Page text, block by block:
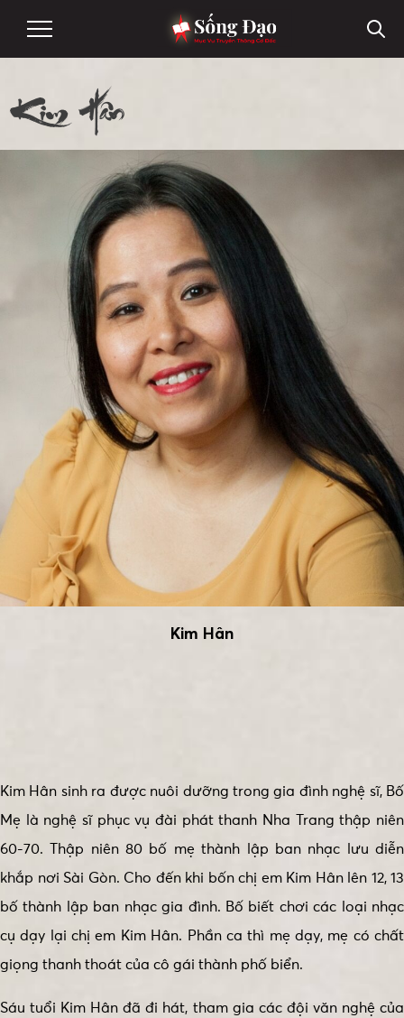
Kim Hân
Kim Hân
Kim Hân sinh ra được nuôi dưỡng trong gia đình nghệ sĩ, Bố
Mẹ là nghệ sĩ phục vụ đài phát thanh Nha Trang thập niên
60-70. Thập niên 80 bố mẹ thành lập ban nhạc lưu diễn
khắp nơi Sài Gòn. Cho đến khi bốn chị em Kim Hân lên 12, 13
bố thành lập ban nhạc gia đình. Bố biết chơi các loại nhạc
cụ dạy lại chị em Kim Hân. Phần ca thì mẹ dạy, mẹ có chất
giọng thanh thoát của cô gái thành phố biển.
Sáu tuổi Kim Hân đã đi hát, tham gia các đội văn nghệ của